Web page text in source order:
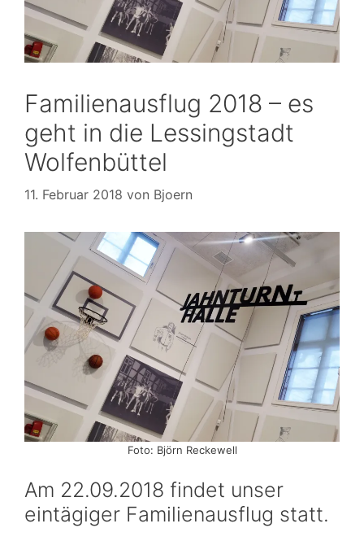
Familienausflug 2018 – es
geht in die Lessingstadt
Wolfenbüttel
11. Februar 2018 von Bjoern
Foto: Björn Reckewell
Am 22.09.2018 findet unser
eintägiger Familienausflug statt.